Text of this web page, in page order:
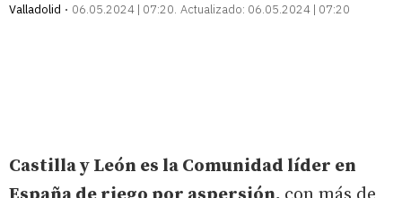
Valladolid
06.05.2024 | 07:20 Actualizado: 06.05.2024 | 07:20
Castilla y León es la Comunidad líder en